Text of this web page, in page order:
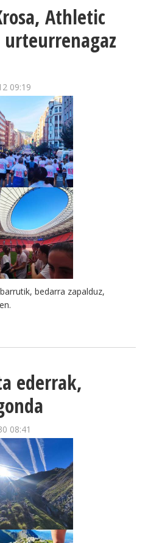
Athletic
09:19
bedarra zapalduz,
ederrak,
08:41